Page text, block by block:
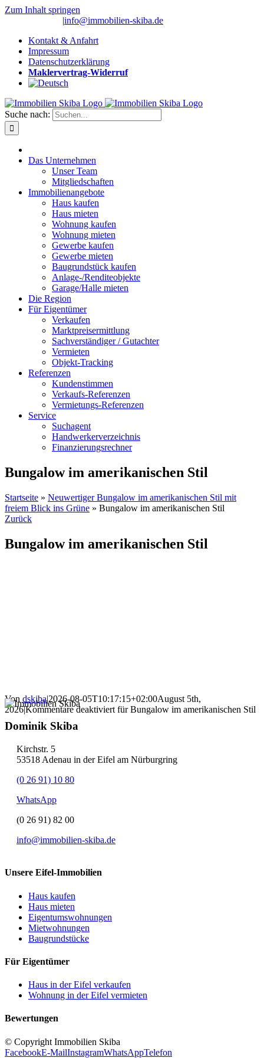
Zum Inhalt springen
|info@immobilien-skiba.de
Kontakt & Anfahrt
Impressum
Datenschutzerklärung
Maklervertrag-Widerruf
Suche nach:
Das Unternehmen
Unser Team
Mitgliedschaften
Immobilienangebote
Haus kaufen
Haus mieten
Wohnung kaufen
Wohnung mieten
Gewerbe kaufen
Gewerbe mieten
Baugrundstück kaufen
Anlage-/Renditeobjekte
Garage/Halle mieten
Die Region
Für Eigentümer
Verkaufen
Marktpreisermittlung
Sachverständiger / Gutachter
Vermieten
Objekt-Tracking
Referenzen
Kundenstimmen
Verkaufs-Referenzen
Vermietungs-Referenzen
Service
Suchagent
Handwerkerverzeichnis
Finanzierungsrechner
Bungalow im amerikanischen Stil
Startseite » Neuwertiger Bungalow im amerikanischen Stil mit
freiem Blick ins Grüne » Bungalow im amerikanischen Stil
Zurück
Bungalow im amerikanischen Stil
Von dskiba|2026-08-05T10:17:15+02:00August 5th,
2026|Kommentare deaktiviert für Bungalow im amerikanischen Stil
Dominik Skiba
Kirchstr. 5
53518 Adenau in der Eifel am Nürburgring
(0 26 91) 10 80
WhatsApp
(0 26 91) 82 00
info@immobilien-skiba.de
Unsere Eifel-Immobilien
Haus kaufen
Haus mieten
Eigentumswohnungen
Mietwohnungen
Baugrundstücke
Für Eigentümer
Haus in der Eifel verkaufen
Wohnung in der Eifel vermieten
Bewertungen
© Copyright Immobilien Skiba
FacebookE-MailInstagramWhatsAppTelefon